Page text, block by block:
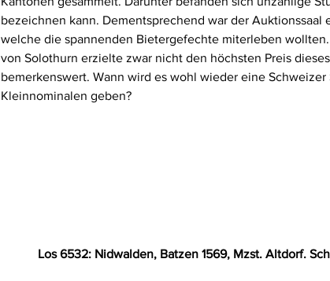
bezeichnen kann. Dementsprechend war der
welche die spannenden Bietergefechte miterleben
von Solothurn erzielte zwar nicht den höchsten Preis
bemerkenswert. Wann wird es wohl wieder eine
Kleinnominalen geben?
Los 6532: Nidwalden, Batzen 1569, Mzst. Altdorf.